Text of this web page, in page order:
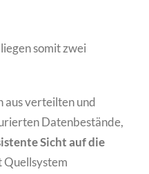
somit zwei
aus verteilten und
Datenbestände,
Sicht auf die
Quellsystem